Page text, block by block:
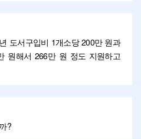
도서구입비 1개소당 200만 원과
원해서 266만 원 정도 지원하고
?